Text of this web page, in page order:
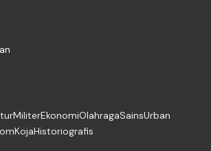
MiliterEkonomiOlahragaSainsUrban
KojaHistoriografis